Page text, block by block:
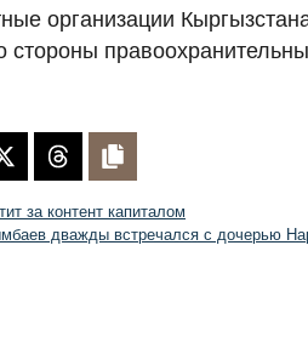
организации
за контент капиталом
дважды встречался с дочерью